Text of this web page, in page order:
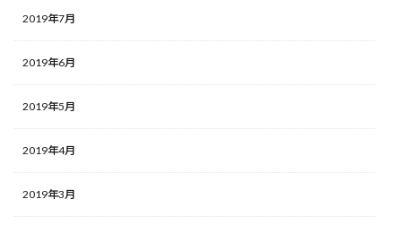
2019年7月
2019年6月
2019年5月
2019年4月
2019年3月